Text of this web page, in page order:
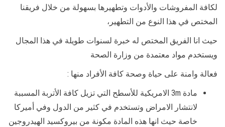
لكافة المفروشات والأدوات وتطهيرها بسهولة من خلال فريقنا
المختص في هذا النوع من التطهير،
حيث انا الفريق المختص له خبرة لسنوات طويلة في هذا المجال
ويستخدم مواد معتمدة من وزارة الصحة
فعالة وامنة على حياة وصحة كافة الأفراد منها :
مادة 3m الامريكية للأسطح التي تزيل كافة الأتربة المسببة
لانتشار الامراض وتستخدم في كثير من الدول وفي أميركا
خاصة حيث انها هذه المادة مكونة من بيروكسيد الهيدروجين